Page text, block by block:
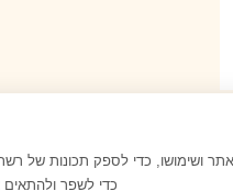
כדי לשפר ולהתאים